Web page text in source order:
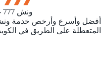
ونش 777 - الكويت
أفضل وأسرع وأرخص خدمة
المتعطلة على الطريق في